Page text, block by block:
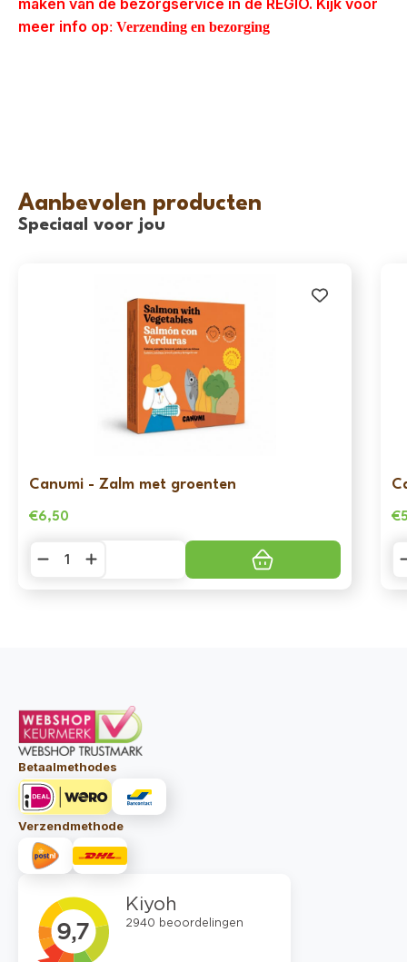
meer info op: Verzending en bezorging
Aanbevolen producten
Speciaal voor jou
Canumi - Zalm met groenten
€6,50 €
Betaalmethodes
Verzendmethode